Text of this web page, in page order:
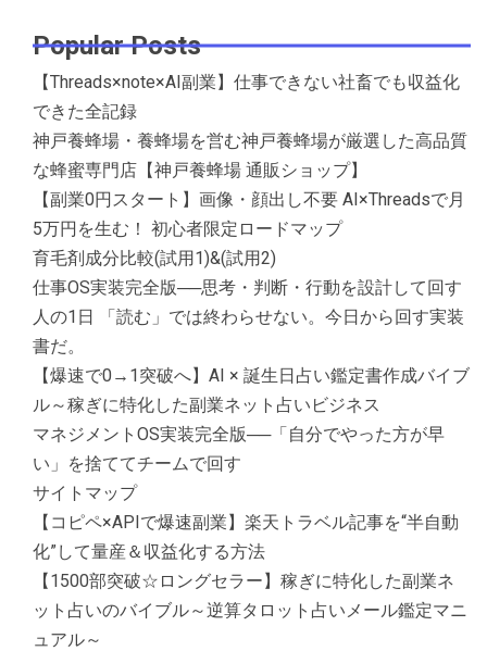
Popular Posts
【Threads×note×AI副業】仕事できない社畜でも収益化
できた全記録
神戸養蜂場・養蜂場を営む神戸養蜂場が厳選した高品質
な蜂蜜専門店【神戸養蜂場 通販ショップ】
【副業0円スタート】画像・顔出し不要 AI×Threadsで月
5万円を生む！ 初心者限定ロードマップ
育毛剤成分比較(試用1)&(試用2)
仕事OS実装完全版──思考・判断・行動を設計して回す
人の1日 「読む」では終わらせない。今日から回す実装
書だ。
【爆速で0→1突破へ】AI × 誕生日占い鑑定書作成バイブ
ル～稼ぎに特化した副業ネット占いビジネス
マネジメントOS実装完全版──「自分でやった方が早
い」を捨ててチームで回す
サイトマップ
【コピペ×APIで爆速副業】楽天トラベル記事を“半自動
化”して量産＆収益化する方法
【1500部突破☆ロングセラー】稼ぎに特化した副業ネ
ット占いのバイブル～逆算タロット占いメール鑑定マニ
ュアル～